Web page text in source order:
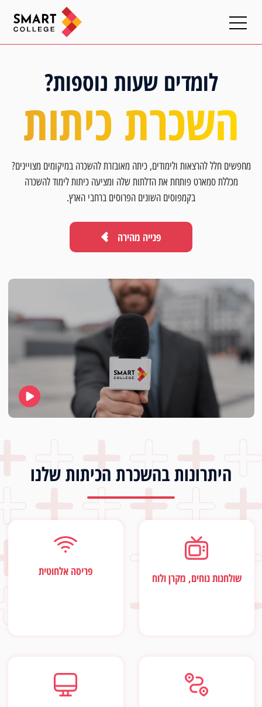
לומדים שעות נוספות?
השכרת כיתות
מחפשים חלל להרצאות ולימודים, כיתה מאובזרת להשכרה במיקומים מצויינים?
מכללת סמארט פותחת את הדלתות שלה ומציעה כיתות לימוד להשכרה
בקמפוסים השונים הפרוסים ברחבי הארץ.
פנייה מהירה
היתרונות בהשכרת הכיתות שלנו
שולחנות נוחים, מקרן ולוח
פריסה אלחוטית